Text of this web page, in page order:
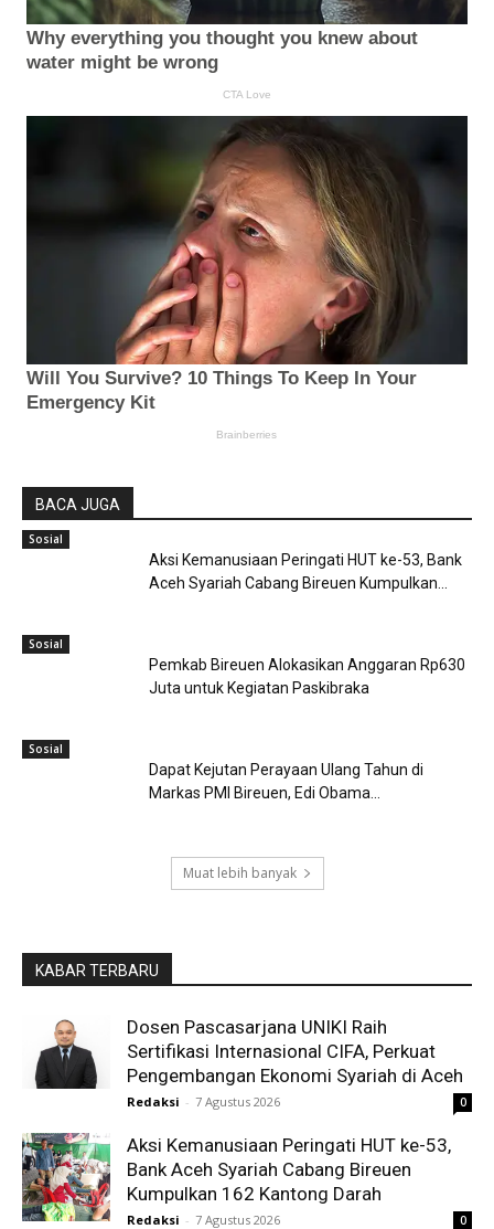
BACA JUGA
Sosial
Aksi Kemanusiaan Peringati HUT ke-53, Bank
Aceh Syariah Cabang Bireuen Kumpulkan...
Sosial
Pemkab Bireuen Alokasikan Anggaran Rp630
Juta untuk Kegiatan Paskibraka
Sosial
Dapat Kejutan Perayaan Ulang Tahun di
Markas PMI Bireuen, Edi Obama...
Muat lebih banyak
KABAR TERBARU
Dosen Pascasarjana UNIKI Raih
Sertifikasi Internasional CIFA, Perkuat
Pengembangan Ekonomi Syariah di Aceh
Redaksi - 7 Agustus 2026 0
Aksi Kemanusiaan Peringati HUT ke-53,
Bank Aceh Syariah Cabang Bireuen
Kumpulkan 162 Kantong Darah
Redaksi - 7 Agustus 2026 0